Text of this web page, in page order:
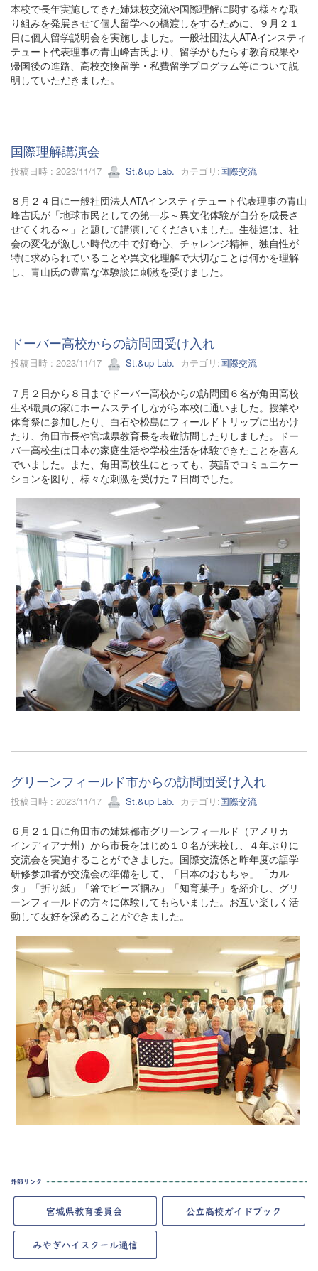
本校で長年実施してきた姉妹校交流や国際理解に関する様々な取
り組みを発展させて個人留学への橋渡しをするために、９月２１
日に個人留学説明会を実施しました。一般社団法人ATAインスティ
テュート代表理事の青山峰吉氏より、留学がもたらす教育成果や
帰国後の進路、高校交換留学・私費留学プログラム等について説
明していただきました。
国際理解講演会
投稿日時 : 2023/11/17 St.&up Lab. カテゴリ:国際交流
８月２４日に一般社団法人ATAインスティテュート代表理事の青山
峰吉氏が「地球市民としての第一歩～異文化体験が自分を成長さ
せてくれる～」と題して講演してくださいました。生徒達は、社
会の変化が激しい時代の中で好奇心、チャレンジ精神、独自性が
特に求められていることや異文化理解で大切なことは何かを理解
し、青山氏の豊富な体験談に刺激を受けました。
ドーバー高校からの訪問団受け入れ
投稿日時 : 2023/11/17 St.&up Lab. カテゴリ:国際交流
７月２日から８日までドーバー高校からの訪問団６名が角田高校
生や職員の家にホームステイしながら本校に通いました。授業や
体育祭に参加したり、白石や松島にフィールドトリップに出かけ
たり、角田市長や宮城県教育長を表敬訪問したりしました。ドー
バー高校生は日本の家庭生活や学校生活を体験できたことを喜ん
でいました。また、角田高校生にとっても、英語でコミュニケー
ションを図り、様々な刺激を受けた７日間でした。
グリーンフィールド市からの訪問団受け入れ
投稿日時 : 2023/11/17 St.&up Lab. カテゴリ:国際交流
６月２１日に角田市の姉妹都市グリーンフィールド（アメリカ
インディアナ州）から市長をはじめ１０名が来校し、４年ぶりに
交流会を実施することができました。国際交流係と昨年度の語学
研修参加者が交流会の準備をして、「日本のおもちゃ」「カル
タ」「折り紙」「箸でビーズ掴み」「知育菓子」を紹介し、グリ
ーンフィールドの方々に体験してもらいました。お互い楽しく活
動して友好を深めることができました。